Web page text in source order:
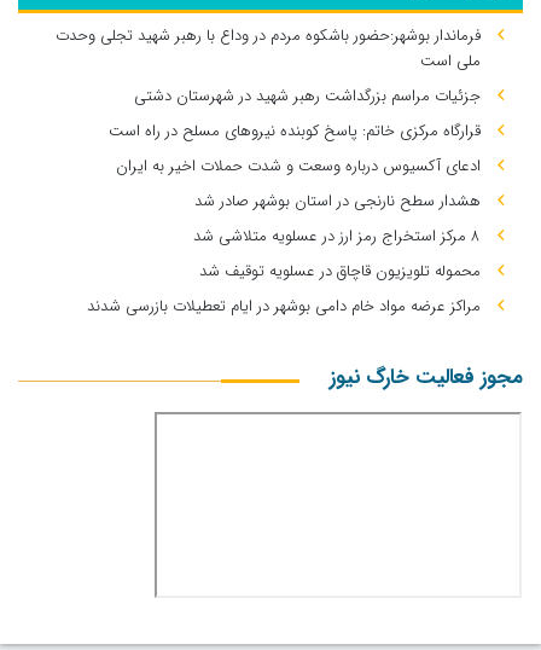
فرماندار بوشهر:حضور باشکوه مردم در وداع با رهبر شهید تجلی وحدت
ملی است
جزئیات مراسم بزرگداشت رهبر شهید در شهرستان دشتی
قرارگاه مرکزی خاتم: پاسخ کوبنده نیروهای مسلح در راه است
ادعای آکسیوس درباره وسعت و شدت حملات اخیر به ایران
هشدار سطح نارنجی در استان بوشهر صادر شد
۸ مرکز استخراج رمز ارز در عسلویه متلاشی شد
محموله تلویزیون قاچاق در عسلویه توقیف شد
مراکز عرضه مواد خام دامی بوشهر در ایام تعطیلات بازرسی شدند
مجوز فعالیت خارگ نیوز